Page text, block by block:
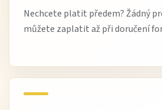
Nechcete platit předem? Žádný
můžete zaplatit až při doručení